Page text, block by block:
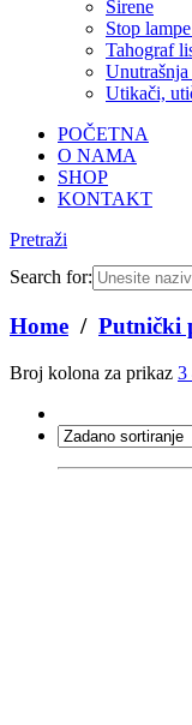
Sirene
Stop
Tahograf
Utikači,
POČETNA
O NAMA
SHOP
KONTAKT
Pretraži
Search for:
Home / Putnički
Broj kolona za prikaz 3